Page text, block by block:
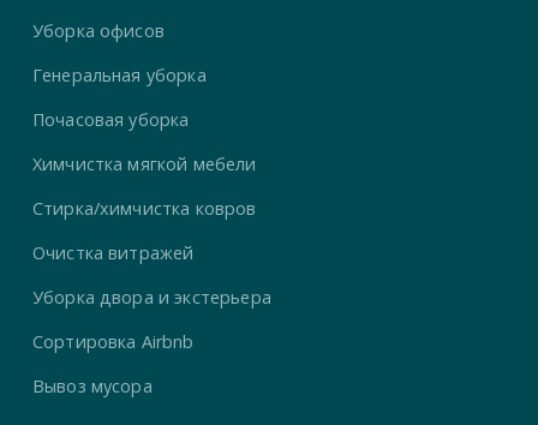
Уборка офисов
Генеральная уборка
Почасовая уборка
Химчистка мягкой мебели
Стирка/химчистка ковров
Очистка витражей
Уборка двора и экстерьера
Сортировка Airbnb
Вывоз мусора